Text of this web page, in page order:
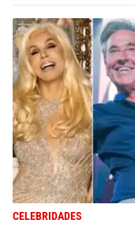
CELEBRIDADES